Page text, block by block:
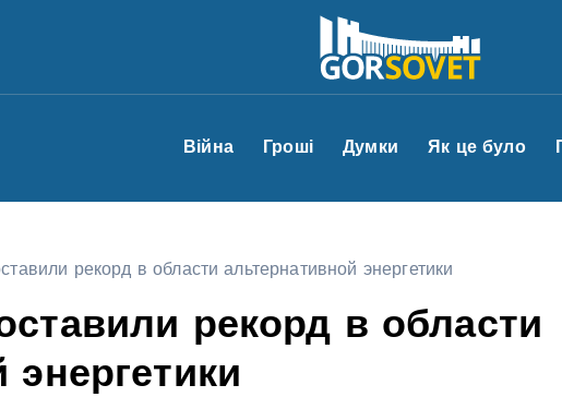
Війна Гроші Думки Як це було
рекорд в области альтернативной энергетики
рекорд в области
энергетики